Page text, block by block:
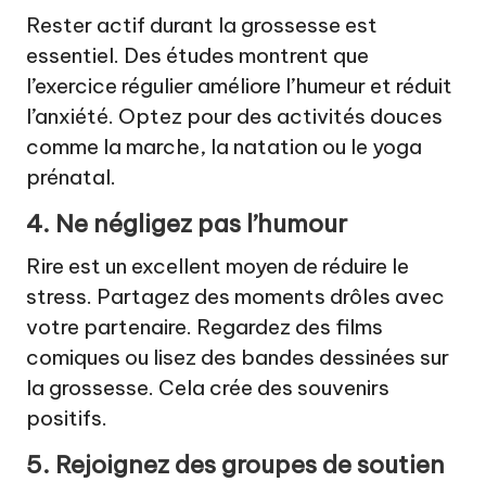
Rester actif durant la grossesse est
essentiel. Des études montrent que
l’exercice régulier améliore l’humeur et réduit
l’anxiété. Optez pour des activités douces
comme la marche, la natation ou le yoga
prénatal.
4. Ne négligez pas l’humour
Rire est un excellent moyen de réduire le
stress. Partagez des moments drôles avec
votre partenaire. Regardez des films
comiques ou lisez des bandes dessinées sur
la grossesse. Cela crée des souvenirs
positifs.
5. Rejoignez des groupes de soutien